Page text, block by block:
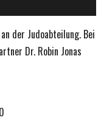
der Judoabteilung. Bei
Dr. Robin Jonas